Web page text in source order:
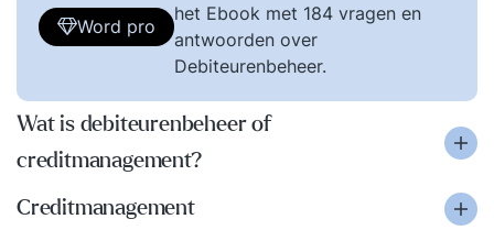
Word pro
het Ebook met 184 vragen en
antwoorden over
Debiteurenbeheer.
Wat is debiteurenbeheer of
creditmanagement?
Creditmanagement